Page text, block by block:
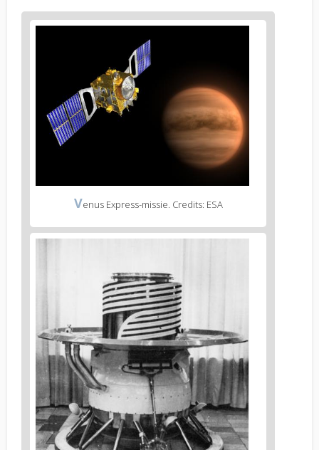
Venus Express-missie. Credits: ESA